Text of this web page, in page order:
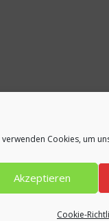
verwenden Cookies, um
Akzeptieren
Cookie-